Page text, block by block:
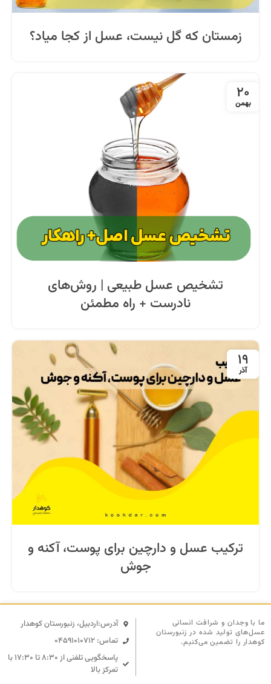
زمستان که گل نیست، عسل از کجا میاد؟
20
بهمن
تشخیص عسل طبیعی | روش‌های
نادرست + راه مطمئن
19
آذر
ترکیب عسل و دارچین برای پوست، آکنه و
جوش
آدرس:اردبیل، زنبورستان کوهدار
تماس: 04591010712
پاسخگویی تلفنی از ۸:۳۰ تا ۱۷:۳۰ با
تمرکز بالا
ما با وجدان و شرافت انسانی
عسل‌های تولید شده در زنبورستان
کوهدار را تضمین می‌کنیم.